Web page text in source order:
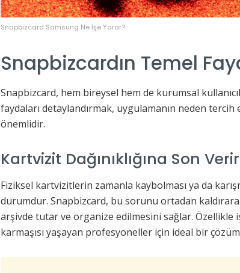
Snapbizcard Samsung Ne İşe Yarar?
Snapbizcardın Temel
Snapbizcard, hem bireysel hem de kurumsal
faydaları detaylandırmak, uygulamanın neden tercih
önemlidir.
Kartvizit Dağınıklığına Son Verir
Fiziksel kartvizitlerin zamanla kaybolması ya da
durumdur. Snapbizcard, bu sorunu ortadan
arşivde tutar ve organize edilmesini sağlar. Özellikle
karmaşısı yaşayan profesyoneller için ideal bir